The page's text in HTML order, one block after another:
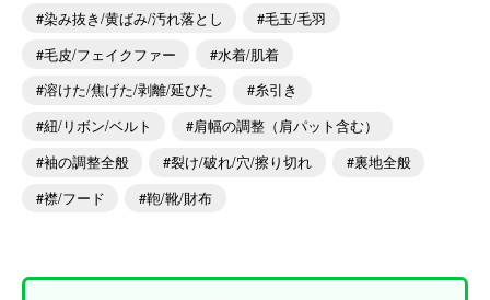
染み抜き/黄ばみ/汚れ落とし
毛玉/毛羽
毛皮/フェイクファー
水着/肌着
溶けた/焦げた/剥離/延びた
糸引き
紐/リボン/ベルト
肩幅の調整（肩パット含む）
袖の調整全般
裂け/破れ/穴/擦り切れ
裏地全般
襟/フード
鞄/靴/財布